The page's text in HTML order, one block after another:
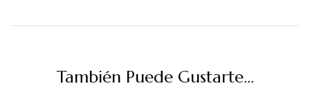
También Puede Gustarte...